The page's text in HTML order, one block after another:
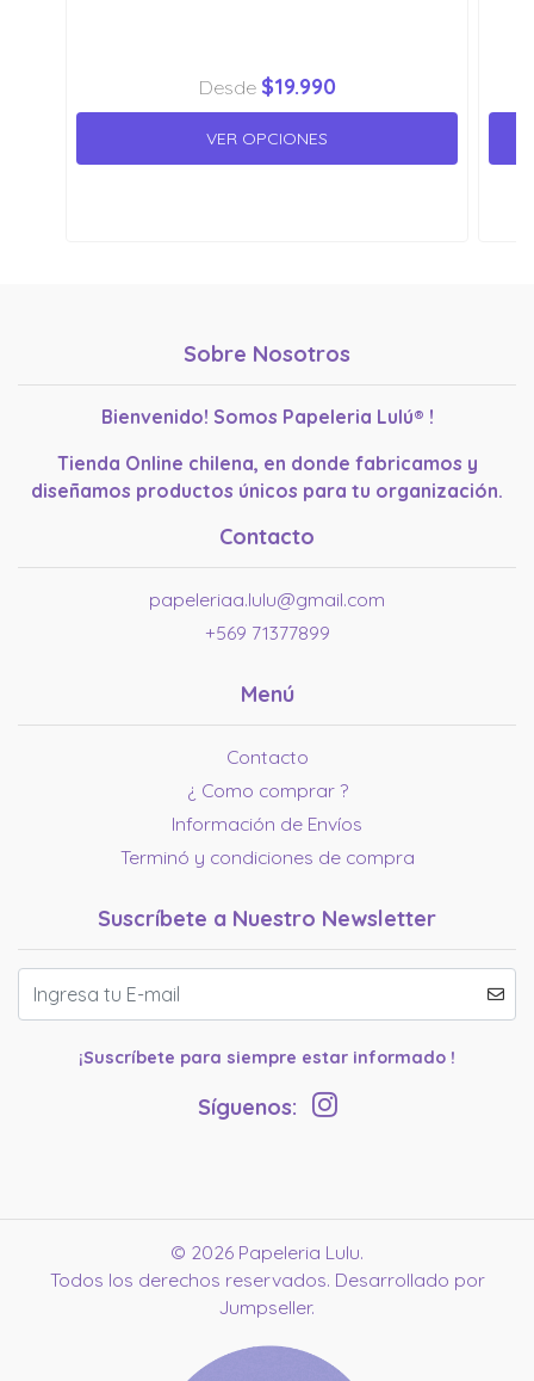
Desde $19.990
VER OPCIONES
Sobre Nosotros
Bienvenido! Somos Papeleria Lulú® !
Tienda Online chilena, en donde fabricamos y
diseñamos productos únicos para tu organización.
Contacto
papeleriaa.lulu@gmail.com
+569 71377899
Menú
Contacto
¿ Como comprar ?
Información de Envíos
Terminó y condiciones de compra
Suscríbete a Nuestro Newsletter
¡Suscríbete para siempre estar informado !
Síguenos:
© 2026 Papeleria Lulu.
Todos los derechos reservados. Desarrollado por
Jumpseller.